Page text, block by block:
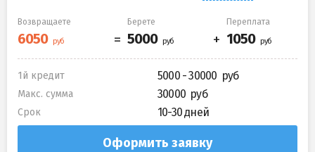
Возвращаете Берете Переплата
1й кредит 5000 - 30000
Макс. сумма 30000
Срок 10-30 дней
Оформить заявку